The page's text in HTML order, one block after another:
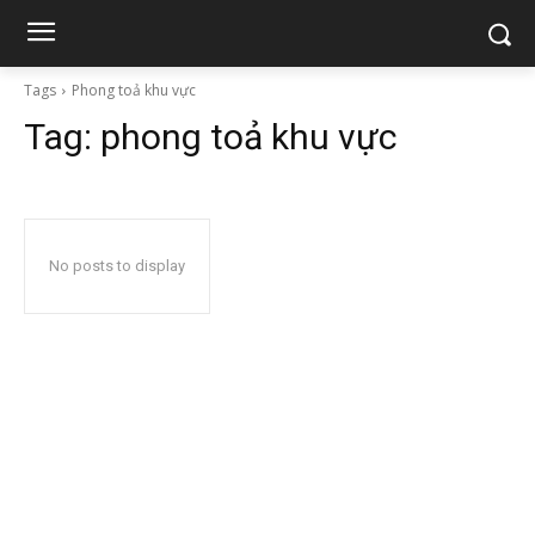
Tags Phong toả khu vực
Tag: phong toả khu vực
No posts to display